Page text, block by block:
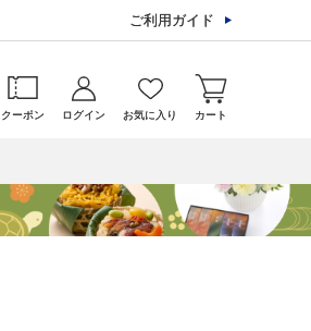
ご利用ガイド
クーポン ログイン お気に入り カート